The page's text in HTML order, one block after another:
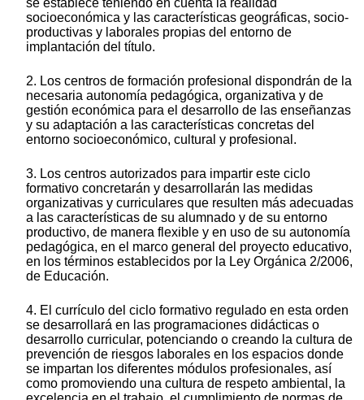
socioeconómica y las características geográficas, socio-
productivas y laborales propias del entorno de
implantación del título.
2. Los centros de formación profesional dispondrán de la
necesaria autonomía pedagógica, organizativa y de
gestión económica para el desarrollo de las enseñanzas
y su adaptación a las características concretas del
entorno socioeconómico, cultural y profesional.
3. Los centros autorizados para impartir este ciclo
formativo concretarán y desarrollarán las medidas
organizativas y curriculares que resulten más adecuadas
a las características de su alumnado y de su entorno
productivo, de manera flexible y en uso de su autonomía
pedagógica, en el marco general del proyecto educativo,
en los términos establecidos por la Ley Orgánica 2/2006,
de Educación.
4. El currículo del ciclo formativo regulado en esta orden
se desarrollará en las programaciones didácticas o
desarrollo curricular, potenciando o creando la cultura de
prevención de riesgos laborales en los espacios donde
se impartan los diferentes módulos profesionales, así
como promoviendo una cultura de respeto ambiental, la